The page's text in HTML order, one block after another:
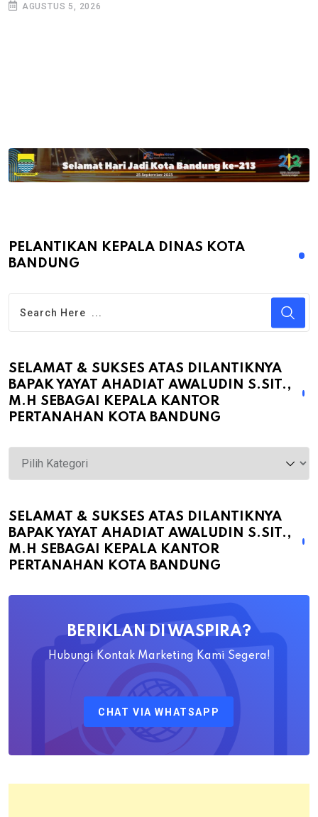
AGUSTUS 5, 2026
PELANTIKAN KEPALA DINAS KOTA
BANDUNG
SELAMAT & SUKSES ATAS DILANTIKNYA
BAPAK YAYAT AHADIAT AWALUDIN S.SIT.,
M.H SEBAGAI KEPALA KANTOR
PERTANAHAN KOTA BANDUNG
Selamat
&
atas
Dilantiknya
Bapak
Ahadiat
Pertanahan
Kota
SELAMAT & SUKSES ATAS DILANTIKNYA
BAPAK YAYAT AHADIAT AWALUDIN S.SIT.,
M.H SEBAGAI KEPALA KANTOR
PERTANAHAN KOTA BANDUNG
BERIKLAN DI WASPIRA?
Hubungi Kontak Marketing Kami Segera!
CHAT VIA WHATSAPP